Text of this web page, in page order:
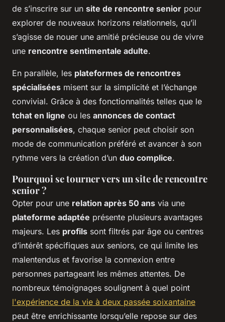
de s’inscrire sur un site de rencontre senior pour
explorer de nouveaux horizons relationnels, qu’il
s’agisse de nouer une amitié précieuse ou de vivre
une rencontre sentimentale adulte.
En parallèle, les plateformes de rencontres
spécialisées misent sur la simplicité et l’échange
convivial. Grâce à des fonctionnalités telles que le
tchat en ligne ou les annonces de contact
personnalisées, chaque senior peut choisir son
mode de communication préféré et avancer à son
rythme vers la création d’un duo complice.
Pourquoi se tourner vers un site de rencontre
senior ?
Opter pour une relation après 50 ans via une
plateforme adaptée présente plusieurs avantages
majeurs. Les profils sont filtrés par âge ou centres
d’intérêt spécifiques aux seniors, ce qui limite les
malentendus et favorise la connexion entre
personnes partageant les mêmes attentes. De
nombreux témoignages soulignent à quel point
l'expérience de la vie à deux passée soixantaine
peut être enrichissante lorsqu’elle repose sur des